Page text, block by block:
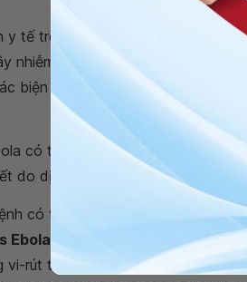
y tế trong quá trình điều trị cho
nhiễm thông qua tiếp xúc gần gũi
biện pháp phòng ngừa và kiểm
có thể lây truyền thông qua các
do dịch bệnh.
có thể truyền nhiễm bất cứ lúc
Ebola. Phụ nữ mang thai bị nhiễm
vi-rút trong sữa mẹ, hoặc trong